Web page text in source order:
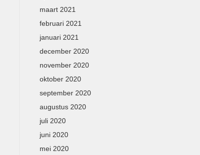
maart 2021
februari 2021
januari 2021
december 2020
november 2020
oktober 2020
september 2020
augustus 2020
juli 2020
juni 2020
mei 2020